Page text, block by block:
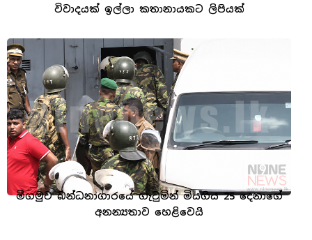
විවාදයක් ඉල්ලා කතානායකට ලිපියක්
මීගමුව බන්ධනාගාරයේ ගැටුමින් මියගිය 25 දෙනාගේ
අනන්‍යතාව හෙළිවෙයි